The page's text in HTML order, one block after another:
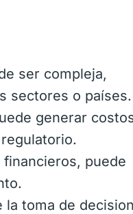
ser compleja,
sectores o países.
generar
puede
la toma de